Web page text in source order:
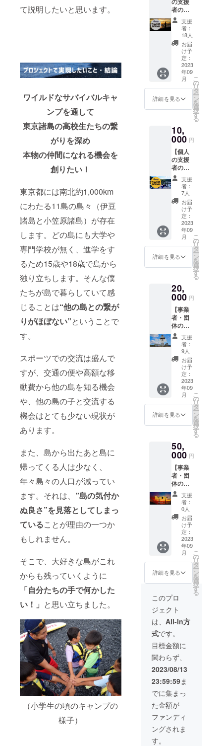
て説明したいと思います。
ワイルドなサバイバルキャ
ンプを通して
東京諸島の高校生たちの繋
がりを深め
本物の仲間になれる機会を
創りたい！
東京都には南北約1,000km
にわたる11島の島々（伊豆
諸島と小笠原諸島）が存在
します。どの島にも大学や
専門学校が無く、進学をす
るため15歳や18歳で島から
独り立ちします。そんな僕
たちが島で暮らしていて感
じることは“他の島との繋が
りがほぼない”ということで
す。
スポーツでの交流は盛んで
すが、交通の便や高額な移
動費から他の島を知る機会
や、他の島の子と交流する
機会はとても少ない現状が
あります。
また、島から出たあと島に
帰ってくる人は少なく、
年々島々の人口が減ってい
ます。それは、 ”島の気付か
ぬ良さ”を見落としてしまっ
ていることが理由の一つか
もしれません。
そこで、大好きな島がこれ
からも残っていくように
「自分たちの手で何かした
い！」 と思い立ちました。
（小学生の頃のキャンプの
様子）
者の方
向け】
感謝を
込めた
島の高
校生か
らのお
礼の
メール
支援
者：
18人
お届
け予
定：
2023
年09
月
詳細を見る
こ
の
リ
タ
ー
ン
を
選
択
す
る
10,
000 円
【個人
の支援
者の方
向け】
・感謝
を込め
た島の
高校生
からの
お礼の
メール
・キャ
ンプT
シャツ
に『個
人スポ
名』を
載せら
れる権
利（文
字の
み） ※
備考欄
に、記
載した
い『個
人スポ
ンサー
名』の
記入を
必ずお
願いい
たしま
クプリ
ントに
記載と
なりま
す。 ※
文字の
みの記
載にな
りま
す。 ※
掲載サ
イズは
全体の
スポン
サー数
により
変動し
支援
者：
7人
お届
け予
定：
2023
年09
月
詳細を見る
こ
の
リ
タ
ー
ン
を
選
択
す
る
20,
000 円
【事業
者・団
体の支
援者の
方向
け】 ・
感謝を
込めた
島の高
校生か
らのお
礼の
メール
・キャ
ンプT
シャツ
業者ス
ポン
サー
名』を
載せら
れる権
利（文
字の
み） ※
備考欄
に、記
載した
い『事
業者ス
ポン
サー
名』の
願いい
たしま
す。 ※T
シャツ
のバッ
クプリ
ントへ
の記載
となり
ます。
※文字の
みの記
載にな
りま
す。 ※
掲載サ
イズは
全体の
支援
者：
9人
お届
け予
定：
2023
年09
月
詳細を見る
こ
の
リ
タ
ー
ン
を
選
択
す
る
50,
000 円
【事業
者・団
体の支
援者の
方向
け】 ・
感謝を
込めた
島の高
校生か
らのお
礼の
メール
・キャ
ンプT
シャツ
に『事
業者ス
ポン
サー
名・ロ
ゴ』を
載せら
れる権
利（ロ
ゴ・文
字どち
らも
可） ※
文字だ
けでな
く、ロ
ゴの記
載も可
支援
者：
0人
お届
け予
定：
2023
年09
月
詳細を見る
こ
の
リ
タ
ー
ン
を
選
択
す
る
このプロ
ジェクト
は、 All-In方
式です。
目標金額に
関わらず、
2023/08/13
23:59:59ま
でに集まっ
た金額が
ファンディ
ングされま
す。